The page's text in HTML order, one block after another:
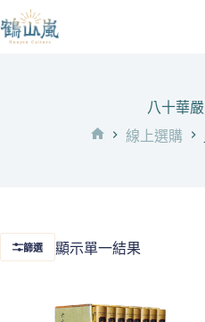
至
八十華嚴
線上選購
篩選 顯示單一結果